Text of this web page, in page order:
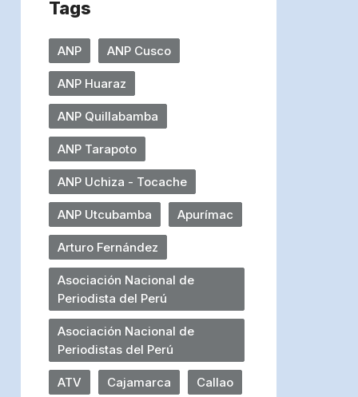
Tags
ANP ANP Cusco
ANP Huaraz
ANP Quillabamba
ANP Tarapoto
ANP Uchiza - Tocache
ANP Utcubamba Apurímac
Arturo Fernández
Asociación Nacional de
Periodista del Perú
Asociación Nacional de
Periodistas del Perú
ATV Cajamarca Callao